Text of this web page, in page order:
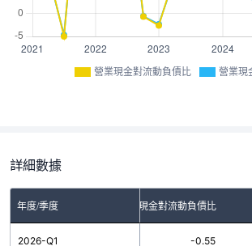
營業現金對流動負債比 營業現
詳細數據
年度/季度 營業現金對流動負債比
2026-Q1 -0.55